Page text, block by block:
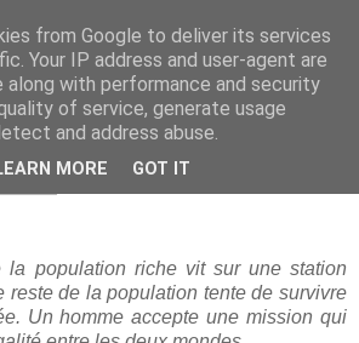
la population riche vit sur une station
reste de la population tente de survivre
Un homme accepte une mission qui
from Google to deliver its services
Your IP address and user-agent are
along with performance and security
of service, generate usage
and address abuse.
MORE GOT IT